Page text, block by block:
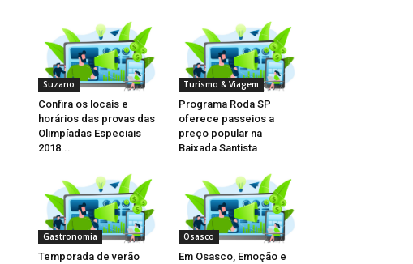
Suzano
Confira os locais e
horários das provas das
Olimpíadas Especiais
2018...
Turismo & Viagem
Programa Roda SP
oferece passeios a
preço popular na
Baixada Santista
Gastronomia
Temporada de verão
Osasco
Em Osasco, Emoção e